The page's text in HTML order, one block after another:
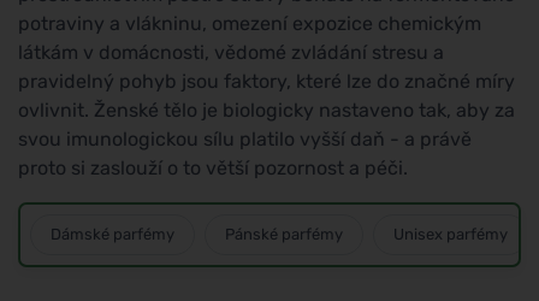
potraviny a vlákninu, omezení expozice chemickým
látkám v domácnosti, vědomé zvládání stresu a
pravidelný pohyb jsou faktory, které lze do značné míry
ovlivnit. Ženské tělo je biologicky nastaveno tak, aby za
svou imunologickou sílu platilo vyšší daň - a právě
proto si zaslouží o to větší pozornost a péči.
Dámské parfémy Pánské parfémy Unisex parfémy